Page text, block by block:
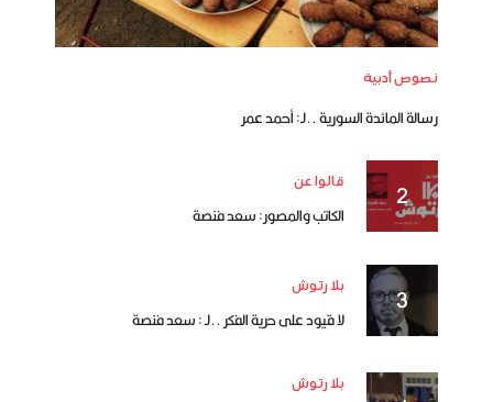
نصوص أدبية
رسالة المائدة السورية ..لـ: أحمد عمر
قالوا عن
الكاتب والمصور: سعد فنصة
بلا رتوش
لا قيود على حرية الفكر ..لـ : سعد فنصة
بلا رتوش